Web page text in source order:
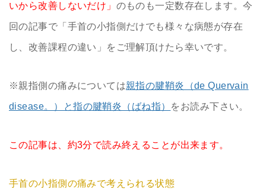
いから改善しないだけ」 のものも一定数存在します。今
回の記事で「手首の小指側だけでも様々な病態が存在
し、改善課程の違い」をご理解頂けたら幸いです。
※親指側の痛みについては親指の腱鞘炎（de Quervain
disease。）と指の腱鞘炎（ばね指） をお読み下さい。
この記事は、約3分で読み終えることが出来ます。
手首の小指側の痛みで考えられる状態